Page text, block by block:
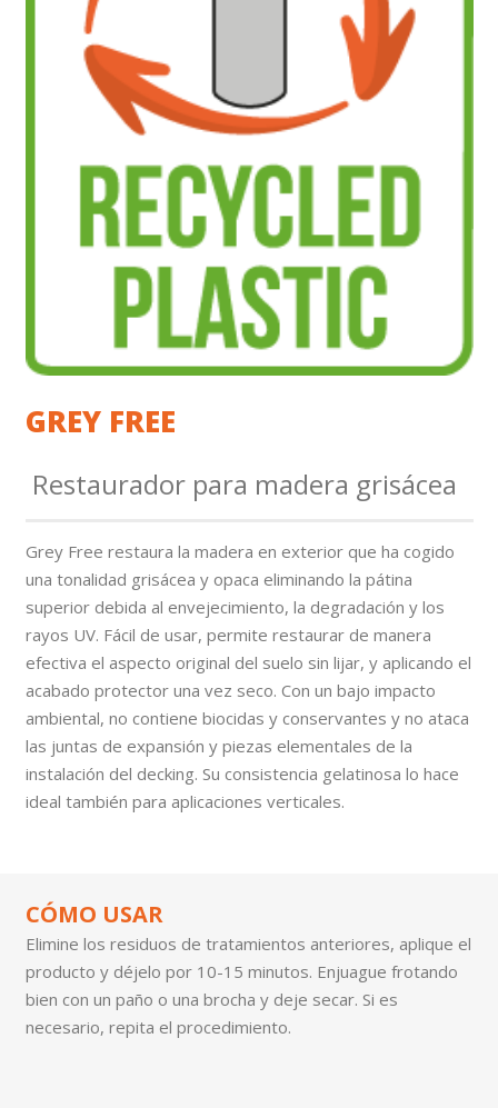
GREY FREE
Restaurador para madera grisácea
Grey Free restaura la madera en exterior que ha cogido
una tonalidad grisácea y opaca eliminando la pátina
superior debida al envejecimiento, la degradación y los
rayos UV. Fácil de usar, permite restaurar de manera
efectiva el aspecto original del suelo sin lijar, y aplicando el
acabado protector una vez seco. Con un bajo impacto
ambiental, no contiene biocidas y conservantes y no ataca
las juntas de expansión y piezas elementales de la
instalación del decking. Su consistencia gelatinosa lo hace
ideal también para aplicaciones verticales.
CÓMO USAR
Elimine los residuos de tratamientos anteriores, aplique el
producto y déjelo por 10-15 minutos. Enjuague frotando
bien con un paño o una brocha y deje secar. Si es
necesario, repita el procedimiento.